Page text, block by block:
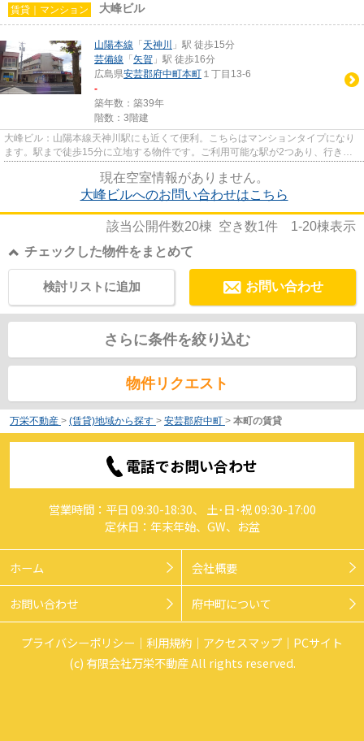
賃貸｜マンション 大峰ビル
山陽本線 「天神川
」駅 徒歩15分
芸備線 「矢賀 」駅 徒歩16分
広島県安芸郡府中町本町 １丁目13-6
-
築年数：築39年
階数：3階建
大峰ビル：山陽本線天神川駅にも近くて便利。こちらはマンションタイプになり
ます。駅まで徒歩15分に立地する物件です。ご利用可能な駅が2つあり、行き先
に応じて乗車駅の使い分けがで...
現在空室情報がありません。
大峰ビルへのお問い合わせはこちら
該当公開件数20棟 空き数1件 1-20棟表示
チェックした物件をまとめて
お問い合わせ
検討リストに追加
さらに条件を絞り込む
物件リクエスト
万栄不動産 > (賃貸)地域から探す > 安芸郡府中町 > 本町の賃貸
電話でお問い合わせ
営業時間：平日 09:30-18:30、 土･日･祝 09:30-17:00
定休日：年末年始、GW、お盆
ホーム 会社概要
お問い合わせ 府中町について
プライバシーポリシー 利用規約 アクセスマップ
PCサイト
(c) 有限会社万栄不動産 All rights reserved.